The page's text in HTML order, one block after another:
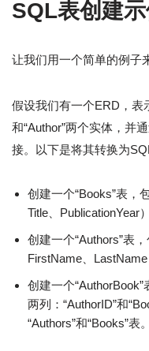
SQL表创建示
让我们用一个简单的例子
假设我们有一个ERD，表
和“Author”两个实体，并
接。以下是将其转换为
创建一个“Books”表，
Title、PublicationYear）
创建一个“Authors”表
FirstName、LastName
创建一个
两列：“AuthorID”和
“Authors”和“Books”表。